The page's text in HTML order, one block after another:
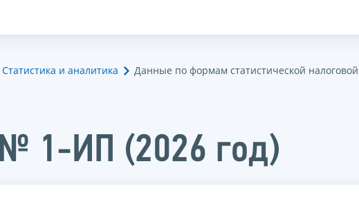
Статистика и аналитика Данные по формам статистической
1-ИП (2026 год)